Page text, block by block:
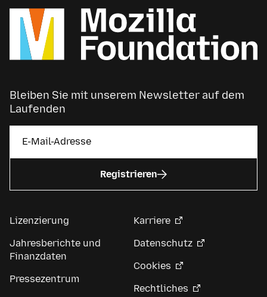
Bleiben Sie mit unserem Newsletter auf dem
Laufenden
Registrieren
Lizenzierung
Jahresberichte und
Finanzdaten
Pressezentrum
Karriere
Datenschutz
Cookies
Rechtliches